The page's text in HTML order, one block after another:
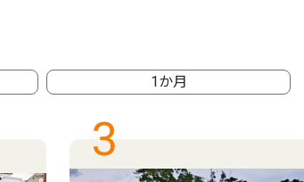
1か月
3